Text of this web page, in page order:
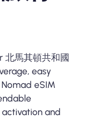
北馬其頓共和國
easy
eSIM
and